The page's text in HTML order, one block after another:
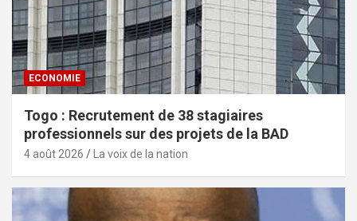
ECONOMIE
Togo : Recrutement de 38 stagiaires
professionnels sur des projets de la BAD
4 août 2026 La voix de la nation